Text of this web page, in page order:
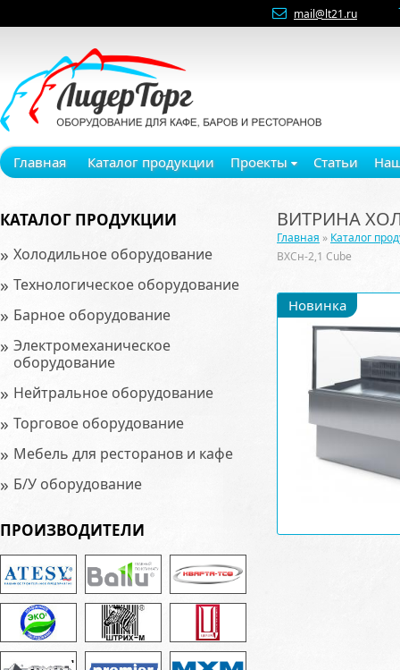
mail@lt21.ru
Главная Каталог продукции Проекты Статьи
КАТАЛОГ ПРОДУКЦИИ
» Холодильное оборудование
» Технологическое оборудование
» Барное оборудование
» Электромеханическое
оборудование
» Нейтральное оборудование
» Торговое оборудование
» Мебель для ресторанов и кафе
» Б/У оборудование
ПРОИЗВОДИТЕЛИ
ВИТРИНА
Главная » Каталог
ВХСн-2,1 Cube
Новинка